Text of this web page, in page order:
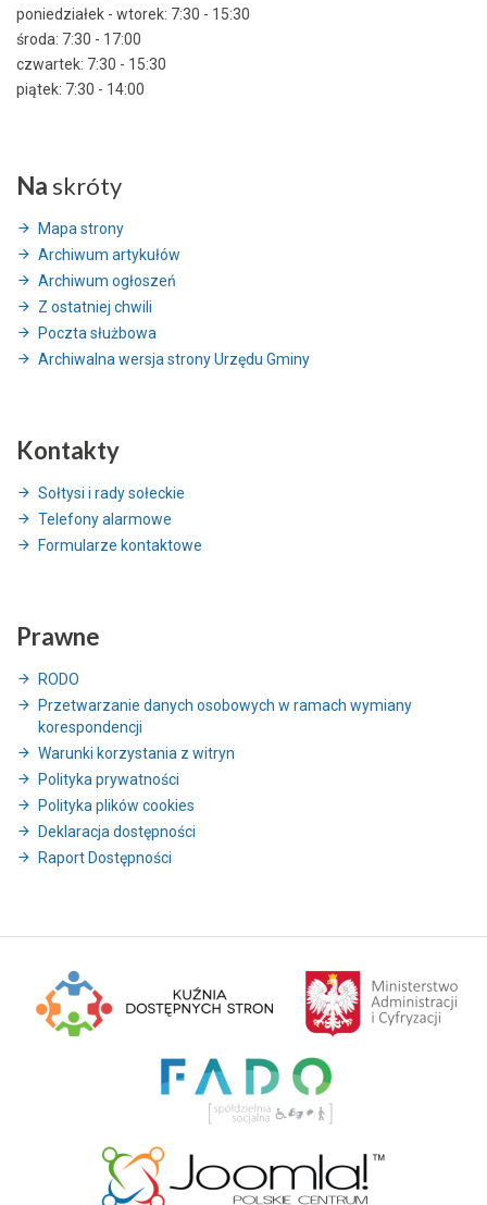
poniedziałek - wtorek: 7:30 - 15:30
środa: 7:30 - 17:00
czwartek: 7:30 - 15:30
piątek: 7:30 - 14:00
Na skróty
Mapa strony
Archiwum artykułów
Archiwum ogłoszeń
Z ostatniej chwili
Poczta służbowa
Archiwalna wersja strony Urzędu Gminy
Kontakty
Sołtysi i rady sołeckie
Telefony alarmowe
Formularze kontaktowe
Prawne
RODO
Przetwarzanie danych osobowych w ramach wymiany
korespondencji
Warunki korzystania z witryn
Polityka prywatności
Polityka plików cookies
Deklaracja dostępności
Raport Dostępności